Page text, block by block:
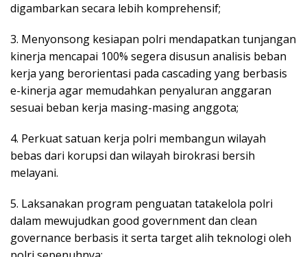
digambarkan secara lebih komprehensif;
3. Menyonsong kesiapan polri mendapatkan tunjangan
kinerja mencapai 100% segera disusun analisis beban
kerja yang berorientasi pada cascading yang berbasis
e-kinerja agar memudahkan penyaluran anggaran
sesuai beban kerja masing-masing anggota;
4. Perkuat satuan kerja polri membangun wilayah
bebas dari korupsi dan wilayah birokrasi bersih
melayani.
5. Laksanakan program penguatan tatakelola polri
dalam mewujudkan good government dan clean
governance berbasis it serta target alih teknologi oleh